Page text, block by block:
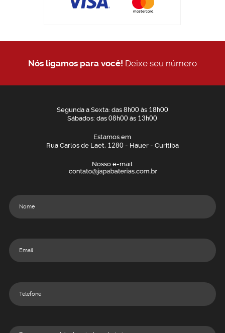
Nós ligamos para você! Deixe seu número
Segunda a Sexta: das 8h00às 18h00
Sábados: das08h00 às 13h00
Estamos em
Rua Carlos de Laet, 1280- Hauer - Curitiba
Nosso e-mail